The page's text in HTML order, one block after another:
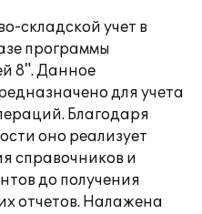
складской учет в
программы
8". Данное
для учета
Благодаря
оно реализует
справочников и
до получения
отчетов. Налажена